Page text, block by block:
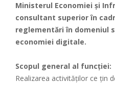
Ministerul Economiei și
consultant superior în
reglementări în domeniul
economiei digitale.
Scopul general al funcţiei:
Realizarea activităților ce ţin